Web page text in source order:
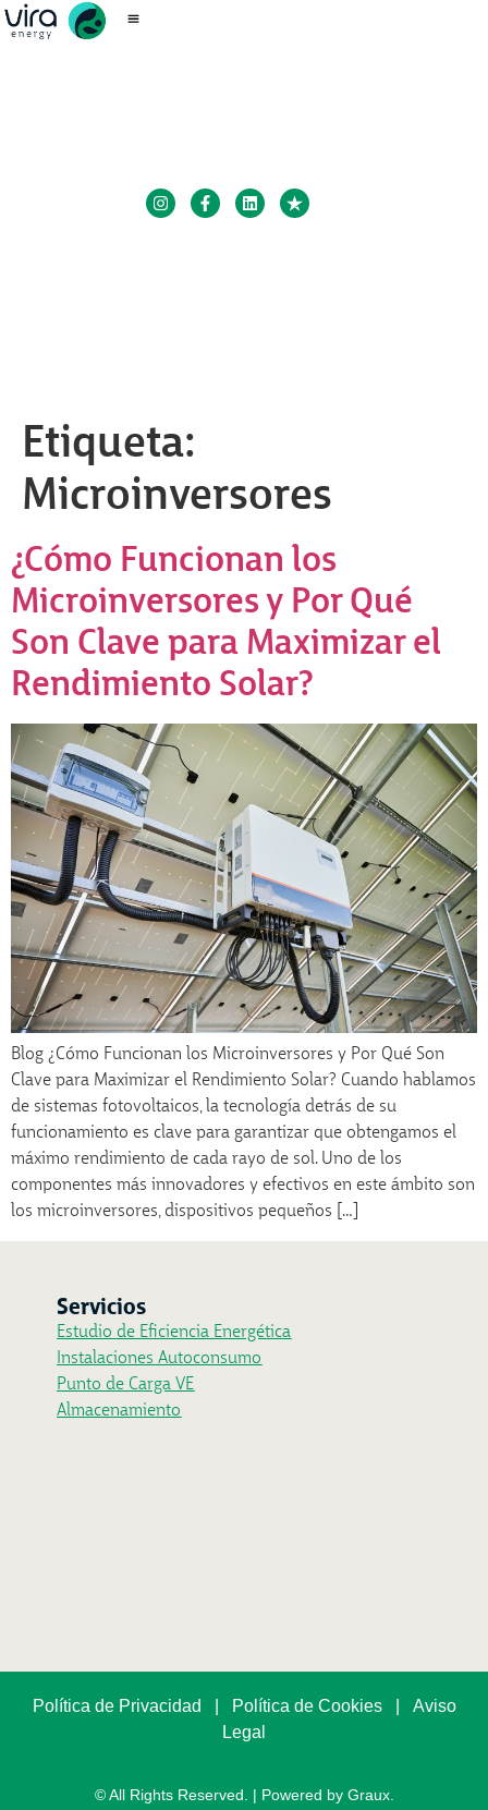
Etiqueta:
Microinversores
¿Cómo Funcionan los
Microinversores y Por Qué
Son Clave para Maximizar el
Rendimiento Solar?
Blog ¿Cómo Funcionan los Microinversores y Por Qué Son
Clave para Maximizar el Rendimiento Solar? Cuando hablamos
de sistemas fotovoltaicos, la tecnología detrás de su
funcionamiento es clave para garantizar que obtengamos el
máximo rendimiento de cada rayo de sol. Uno de los
componentes más innovadores y efectivos en este ámbito son
los microinversores, dispositivos pequeños […]
Servicios
Estudio de Eficiencia Energética
Instalaciones Autoconsumo
Punto de Carga VE
Almacenamiento
Política de Privacidad Política de Cookies
Aviso
Legal
© All Rights Reserved. | Powered by Graux.